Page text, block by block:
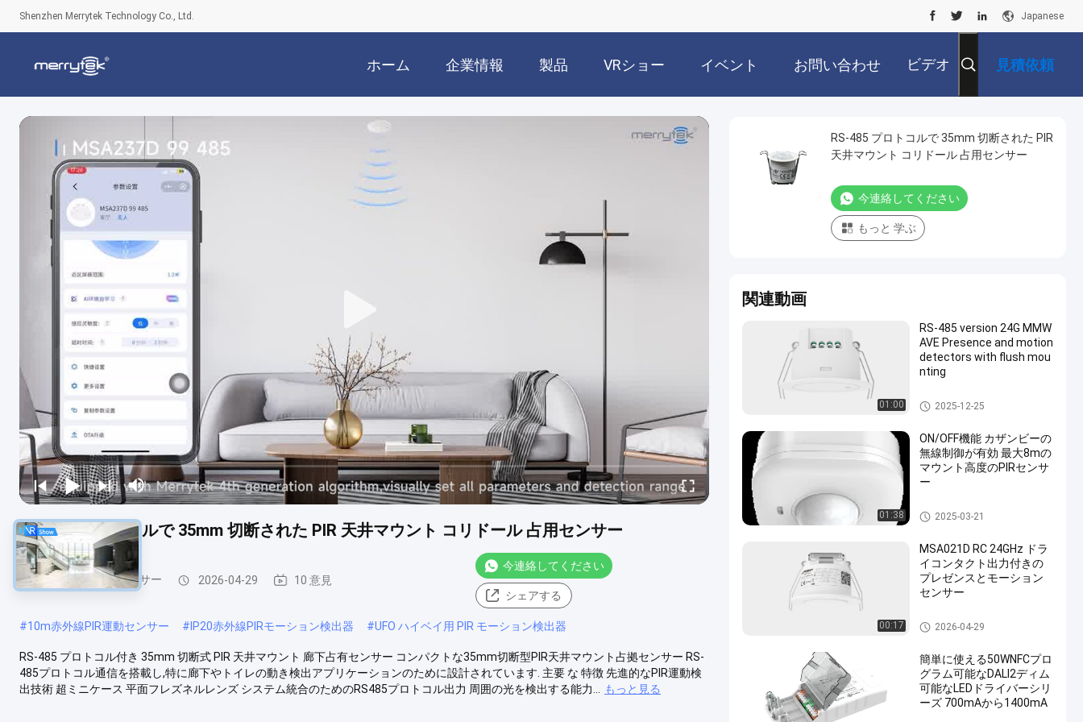
Shenzhen Merrytek Technology Co., Ltd. Japanese
ホーム 企業情報 製品 VRショー イベント お問い合わせ ビデオ 見積依頼
RS-485 プロトコルで 35mm 切断された PIR 天井マウント コリドール 占用センサー
Pirのモーションセンサー 2026-04-29 10 意見
今連絡してください
シェアする
#10m赤外線PIR運動センサー #IP20赤外線PIRモーション検出器 #UFO ハイベイ用 PIR モーション検出器
RS-485 プロトコル付き 35mm 切断式 PIR 天井マウント 廊下占有センサー コンパクトな35mm切断型PIR天井マウント占拠センサー RS-
485プロトコル通信を搭載し,特に廊下やトイレの動き検出アプリケーションのために設計されています. 主要 な 特徴 先進的なPIR運動検
出技術 超ミニケース 平面フレズネルレンズ システム統合のためのRS485プロトコル出力 周囲の光を検出する能力...
もっと見る
RS-485 プロトコルで 35mm 切断された PIR
天井マウント コリドール 占用センサー
今連絡してください
もっと 学ぶ
関連動画
01:00
RS-485 version 24G MMW
AVE Presence and motion
detectors with flush mou
nting
存在感知器 センサー
2025-12-25
01:38
ON/OFF機能 カザンビーの
無線制御が有効 最大8mの
マウント高度のPIRセンサ
ー
存在感知器 センサー
2025-03-21
00:17
MSA021D RC 24GHz ドラ
イコンタクト出力付きの
プレゼンスとモーション
センサー
存在感知器 センサー
2026-04-29
簡単に使える50WNFCプロ
グラム可能なDALI2ディム
可能なLEDドライバーシリ
ーズ 700mAから1400mA